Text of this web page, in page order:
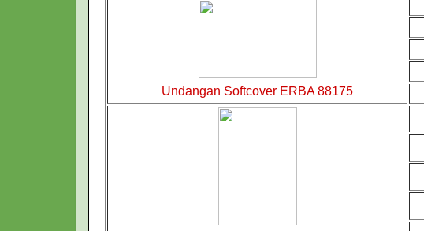
Undangan Softcover ERBA 88175